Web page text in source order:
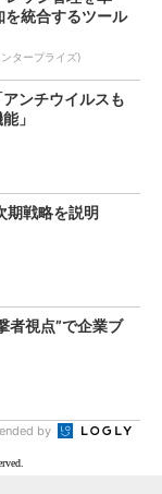
統合するツール
タープライズ)
ンチウイルスも
」
期戦略を説明
視点”で企業ブ
by